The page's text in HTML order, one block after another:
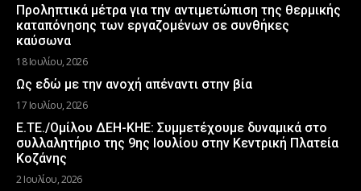
Προληπτικά μέτρα για την αντιμετώπιση της θερμικής
καταπόνησης των εργαζομένων σε συνθήκες
καύσωνα
18 Ιουλίου, 2026
Ως εδώ με την ανοχή απέναντι στην βία
17 Ιουλίου, 2026
Ε.ΤΕ./Ομίλου ΔΕΗ-ΚΗΕ: Συμμετέχουμε δυναμικά στο
συλλαλητήριο της 9ης Ιουλίου στην Κεντρική Πλατεία
Κοζάνης
2 Ιουλίου, 2026